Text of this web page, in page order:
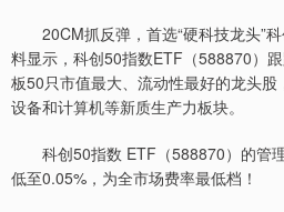
20CM抓反弹，首选“硬科技龙头”
料显示，科创50指数ETF（588870）
板50只市值最大、流动性最好的龙头
设备和计算机等新质生产力板块。
科创50指数 ETF（588870）的管
低至0.05%，为全市场费率最低档！